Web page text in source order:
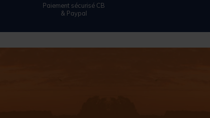
Paiement sécurisé CB
& Paypal